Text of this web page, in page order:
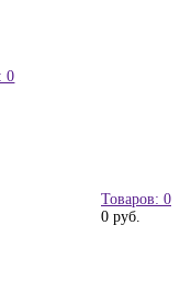
0
Товаров: 0
0 руб.